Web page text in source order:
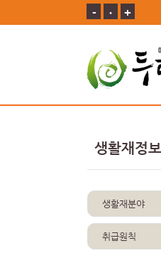
- ㆍ +
생활재정보
생활재분야
취급원칙